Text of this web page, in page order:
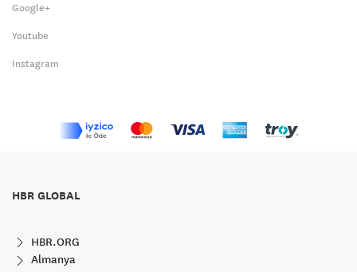
Google+
Youtube
Instagram
HBR GLOBAL
HBR.ORG
Almanya